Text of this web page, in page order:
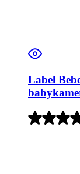
Label